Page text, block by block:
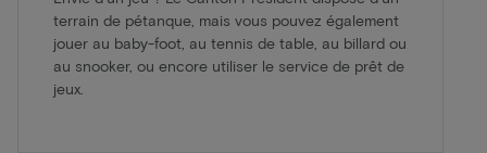
terrain de pétanque, mais vous pouvez également
jouer au baby-foot, au tennis de table, au billard ou
au snooker, ou encore utiliser le service de prêt de
jeux.